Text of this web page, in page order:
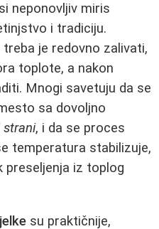
neponovljiv miris
i tradiciju.
je redovno zalivati,
toplote, a nakon
Mnogi savetuju da se
sa dovoljno
strani, i da se proces
temperatura stabilizuje,
preseljenja iz toplog
su praktičnije,